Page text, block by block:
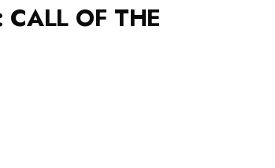
CALL OF THE